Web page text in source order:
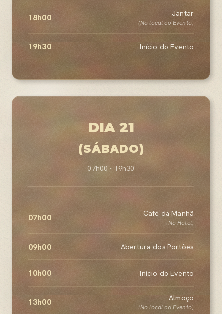
18h00 Jantar
(No local do Evento)
19h30 Início do Evento
DIA 21
(SÁBADO)
07h00 - 19h30
07h00 Café da Manhã
(No Hotel)
09h00 Abertura dos Portões
10h00 Início do Evento
13h00 Almoço
(No local do Evento)